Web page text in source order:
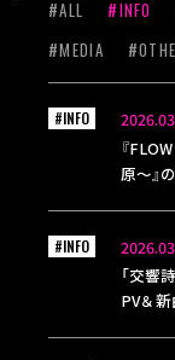
#ALL #INFO
#MEDIA
『
原〜』
#INFO
「交響
PV＆
#INFO